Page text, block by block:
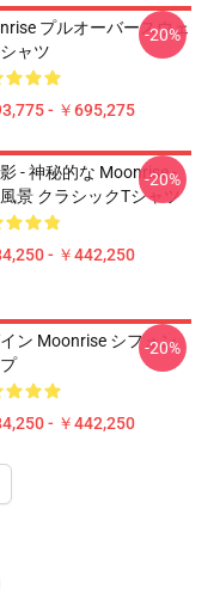
プルオーバースウェ
ャツ
- ￥695,275
-20%
- 神秘的な Moonrise -
景 クラシックTシャツ
- ￥442,250
-20%
ン Moonrise シフォン
- ￥442,250
-20%